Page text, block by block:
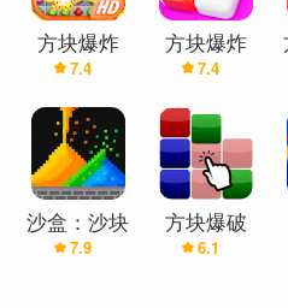
• 方块冒险模式：新模式开始！
林，邂逅珍稀动物，通过逻辑谜题
在这款无需网络连接，离线也能
挥脑力，解决方块谜题，并测试您
益智之旅吧！
方块爆炸
7.4
方块爆炸
7.4
沙盒：沙块
爆炸
7.9
方块爆破
6.1